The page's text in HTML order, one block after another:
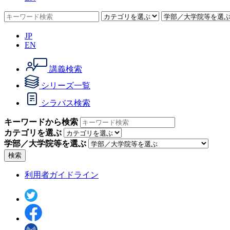
JP
EN
講義検索
シリーズ一覧
シラバス検索
キーワードから検索
カテゴリを選ぶ
学部／大学院等を選ぶ
検索
利用者ガイドライン